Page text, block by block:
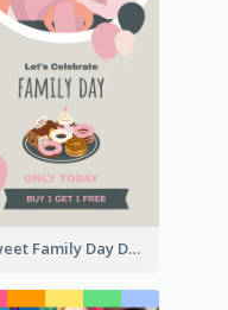
Sweet Family Day Dessert Offer Instagram Story